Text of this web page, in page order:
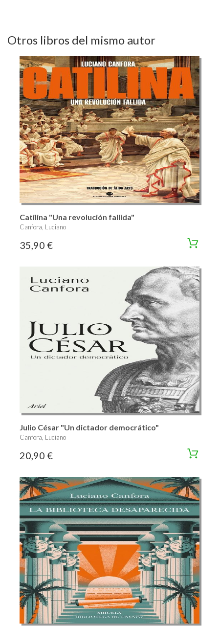
Otros libros del mismo autor
Catilina "Una revolución fallida"
Canfora, Luciano
35,90 €
Julio César "Un dictador democrático"
Canfora, Luciano
20,90 €